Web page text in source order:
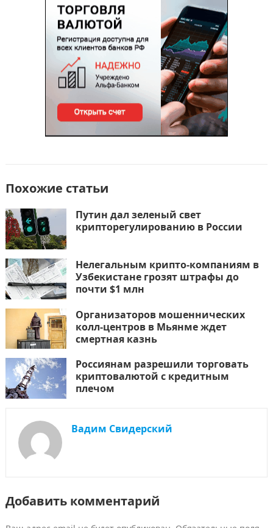
n и
т
ь
Похожие статьи
Путин дал зеленый свет
крипторегулированию в России
Нелегальным крипто-компаниям в
Узбекистане грозят штрафы до
почти $1 млн
Организаторов мошеннических
колл-центров в Мьянме ждет
смертная казнь
Россиянам разрешили торговать
криптовалютой с кредитным
плечом
Вадим Свидерский
Добавить комментарий